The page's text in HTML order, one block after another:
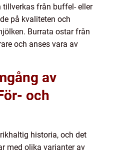
tillverkas från buffel- eller
på kvaliteten och
Burrata ostar från
och anses vara av
av
och
historia, och det
med olika varianter av